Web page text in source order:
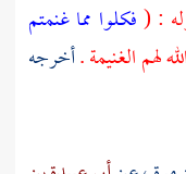
فكلوا مما غنمتم
أخرجه